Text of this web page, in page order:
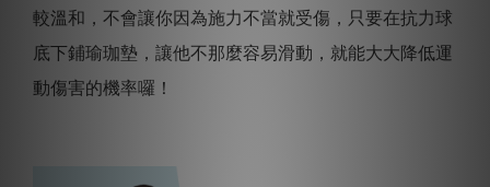
較溫和，不會讓你因為施力不當就受傷，只要在抗力球
底下鋪瑜珈墊，讓他不那麼容易滑動，就能大大降低運
動傷害的機率囉！